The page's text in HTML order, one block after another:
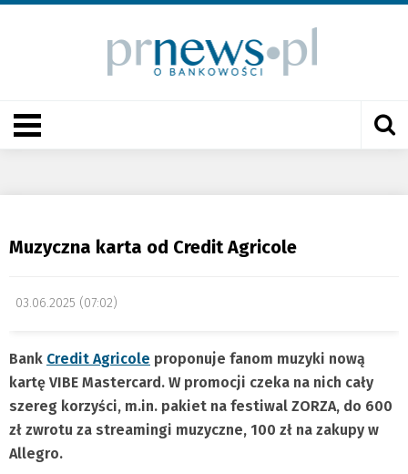
Muzyczna karta od Credit Agricole
03.06.2025 (07:02)
Bank Credit Agricole proponuje fanom muzyki nową
kartę VIBE Mastercard. W promocji czeka na nich cały
szereg korzyści, m.in. pakiet na festiwal ZORZA, do 600
zł zwrotu za streamingi muzyczne, 100 zł na zakupy w
Allegro.